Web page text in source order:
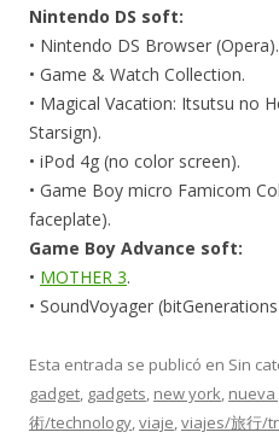
Nintendo DS soft:
• Nintendo DS Browser (Opera).
• Game & Watch Collection.
• Magical Vacation: Itsutsu no
Starsign).
• iPod 4g (no color screen).
• Game Boy micro Famicom
faceplate).
Game Boy Advance soft:
• MOTHER 3.
• SoundVoyager
Esta entrada se publicó en Sin
gadget, gadgets, new york,
術/technology,viaje,viajes/旅行/